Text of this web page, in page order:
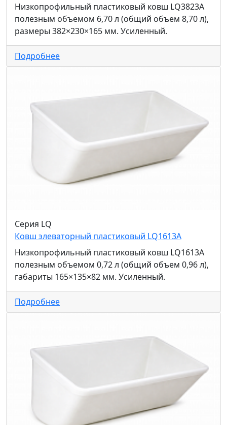
Низкопрофильный пластиковый ковш LQ3823A
полезным объемом 6,70 л (общий объем 8,70 л),
размеры 382×230×165 мм. Усиленный.
Подробнее
Серия LQ
Ковш элеваторный пластиковый LQ1613A
Низкопрофильный пластиковый ковш LQ1613A
полезным объемом 0,72 л (общий объем 0,96 л),
габариты 165×135×82 мм. Усиленный.
Подробнее